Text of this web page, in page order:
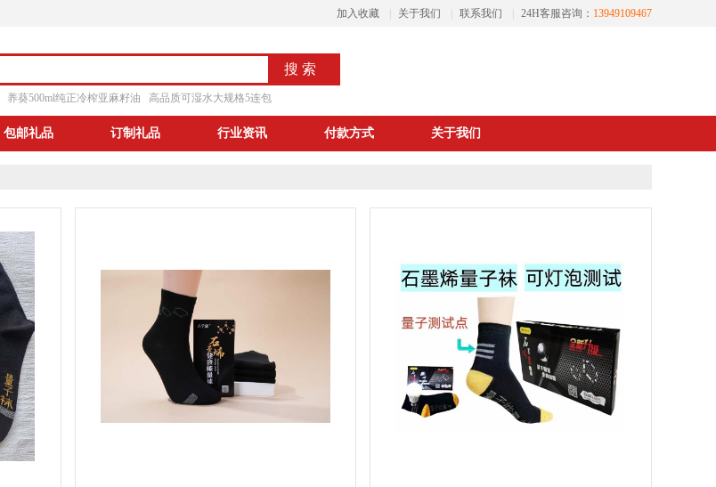
加入收藏 关于我们 联系我们 24H客服咨询： 13949109467
养葵500ml纯正冷榨亚麻籽油 高品质可湿水大规格5连包
包邮礼品 订制礼品 行业资讯 付款方式 关于我们